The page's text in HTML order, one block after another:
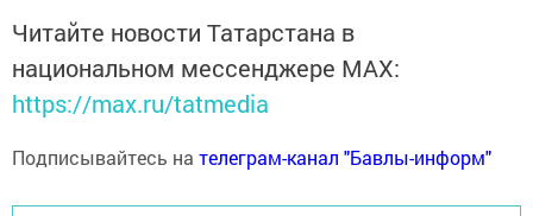
Читайте новости Татарстана в
национальном мессенджере MАХ:
https://max.ru/tatmedia
Подписывайтесь на телеграм-канал "Бавлы-информ"